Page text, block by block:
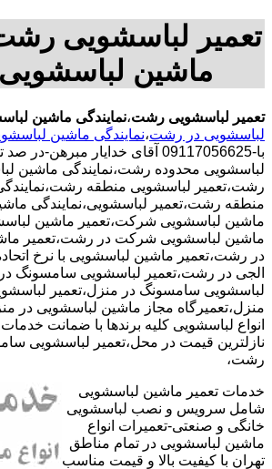
تعمیر لباسشویی
ماشین
تعمیر لباسشویی رشت،نمایندگی ماشین
لباسشویی در رشت،نمایندگی ماشین
با-09117056625 آقای خدایار مبرهن-
لباسشویی محدوده رشت،نمایندگی ماشین
رشت،تعمیر لباسشویی منطقه
منطقه رشت،تعمیر لباسشویی،نمایندگی
ماشین لباسشویی شرکت،تعمیر ماشین
ماشین لباسشویی شرکت در رشت،تعمیر
در رشت،تعمیر ماشین لباسشویی با نرخ
الجی در رشت،تعمیر لباسشویی سامسونگ
لباسشویی سامسونگ در منزل،تعمیر
منزل،تعمیرگاه مجاز ماشین لباسشویی در
انواع لباسشویی کلیه برندها با ضمانت
نازلترین قیمت در محل،تعمیر لباسشویی
رشت،
خدمات تعمیر ماشین لباسشویی
شامل سرویس و نصب لباسشویی
خانگی و صنعتی-تعمیرات انواع
ماشین لباسشویی در تمام مناطق
تهران با کیفیت بالا و قیمت مناسب